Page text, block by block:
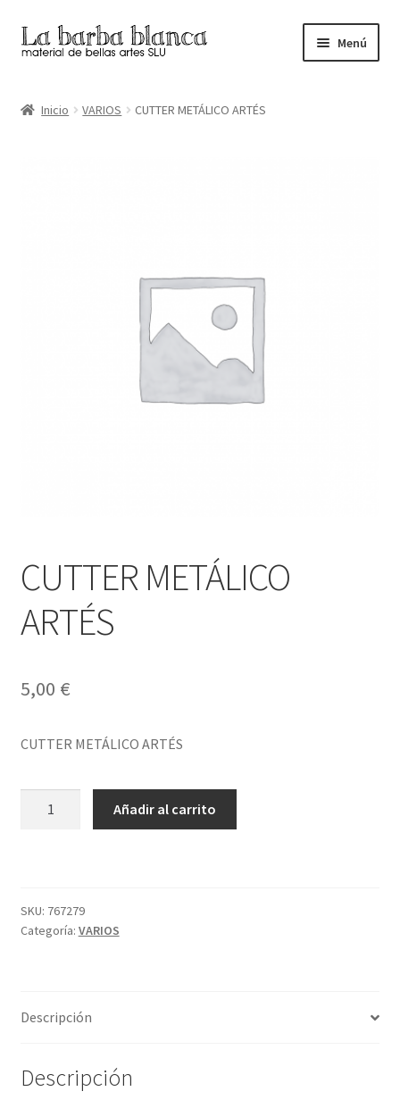
Ir
a
navegación
Ir
al
Menú
Inicio VARIOS CUTTER METÁLICO ARTÉS
CUTTER METÁLICO
ARTÉS
5,00 €
CUTTER METÁLICO ARTÉS
Añadir al carrito
SKU: 767279
Categoría: VARIOS
Descripción
Descripción